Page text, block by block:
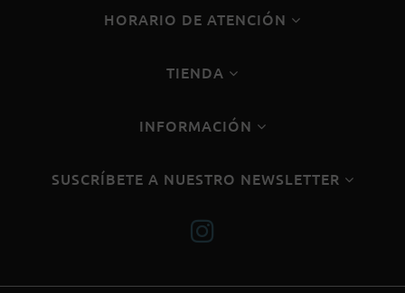
HORARIO DE ATENCIÓN
TIENDA
INFORMACIÓN
SUSCRÍBETE A NUESTRO NEWSLETTER